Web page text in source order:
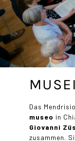
Das
museo in
Giovanni
zusammen.